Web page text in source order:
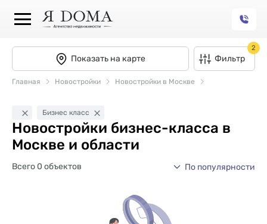
Показать на карте Фильтр
2
Главная Новостройки Новостройки в Москве
Бизнес класс
Новостройки бизнес-класса в
Москве и области
Всего 0 объектов По популярности